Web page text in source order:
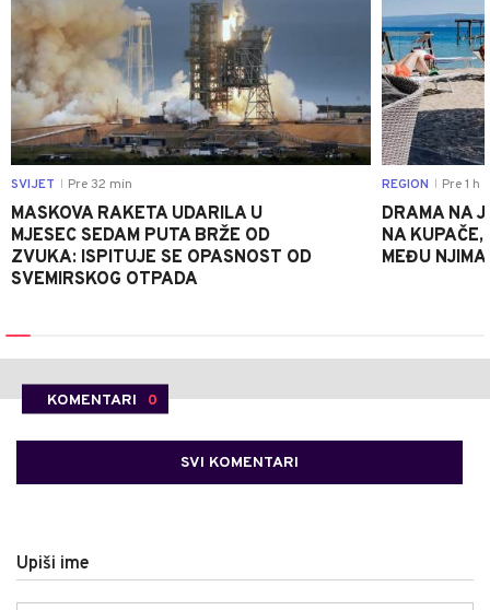
SVIJET Pre 32 min
MASKOVA RAKETA UDARILA U
MJESEC SEDAM PUTA BRŽE OD
ZVUKA: ISPITUJE SE OPASNOST OD
SVEMIRSKOG OTPADA
REGION Pre 1 h
DRAMA NA
NA
MEĐU NJIMA
KOMENTARI 0
SVI KOMENTARI
Upiši ime